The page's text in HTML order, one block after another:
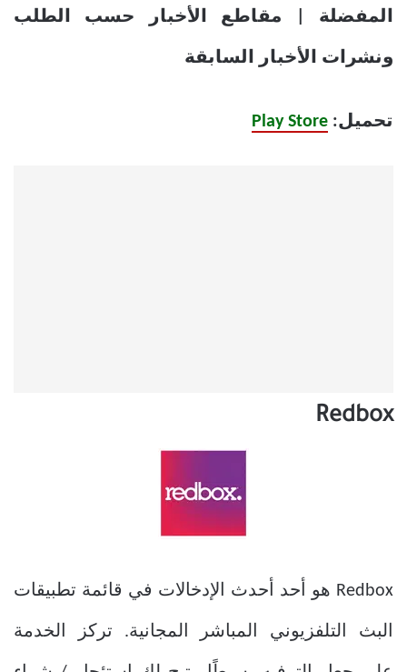
المفضلة | مقاطع الأخبار حسب الطلب
ونشرات الأخبار السابقة
تحميل: Play Store
Redbox
Redbox هو أحد أحدث الإدخالات في قائمة تطبيقات
البث التلفزيوني المباشر المجانية. تركز الخدمة